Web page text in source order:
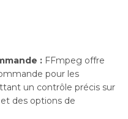
: FFmpeg offre
pour les
un contrôle précis sur
des options de